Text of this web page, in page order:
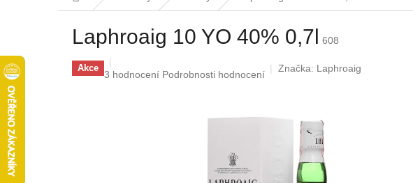
Laphroaig 10 YO 40% 0,7l 608
Akce
Průměrné
3 hodnocení Podrobnosti hodnocení
Značka: Laphroaig